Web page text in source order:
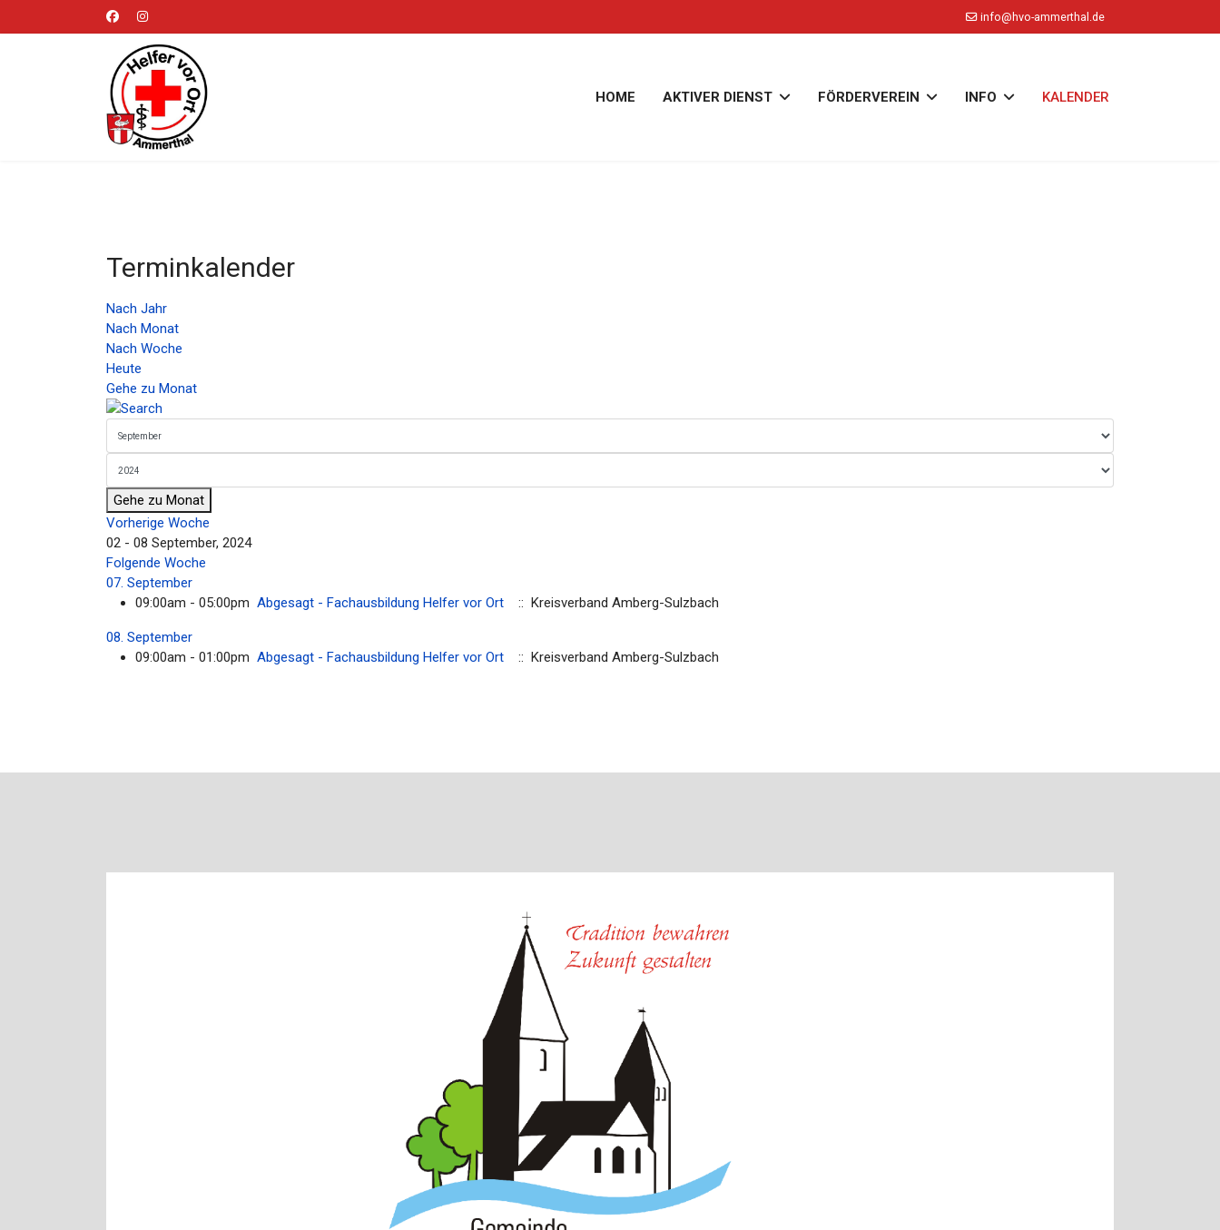
info@hvo-ammerthal.de
HOME AKTIVER DIENST FÖRDERVEREIN INFO KALENDER
Terminkalender
Nach Jahr
Nach Monat
Nach Woche
Heute
Gehe zu Monat
Gehe zu Monat
Vorherige Woche
02 - 08 September, 2024
Folgende Woche
07. September
09:00am - 05:00pm Abgesagt - Fachausbildung Helfer vor Ort :: Kreisverband Amberg-Sulzbach
08. September
09:00am - 01:00pm Abgesagt - Fachausbildung Helfer vor Ort :: Kreisverband Amberg-Sulzbach